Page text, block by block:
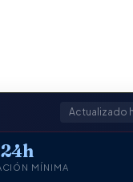
Actualizado
24h
MÍNIMA